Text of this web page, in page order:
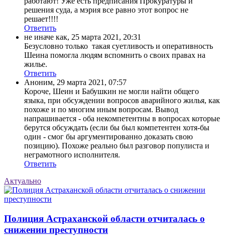
решения суда, а мэрия все равно этот вопрос не
решает!!!!
Ответить
не иначе как, 25 марта 2021, 20:31
Безусловно только такая суетливость и оперативность
Шеина помогла людям вспомнить о своих правах на
жилье.
Ответить
Аноним, 29 марта 2021, 07:57
Короче, Шеин и Бабушкин не могли найти общего
языка, при обсуждении вопросов аварийного жилья, как
похоже и по многим иным вопросам. Вывод
напрашивается - оба некомпетентны в вопросах которые
берутся обсуждать (если бы был компетентен хотя-бы
один - смог бы аргументированно доказать свою
позицию). Похоже реально был разговор популиста и
неграмотного исполнителя.
Ответить
Актуально
Полиция Астраханской области отчиталась о
снижении преступности